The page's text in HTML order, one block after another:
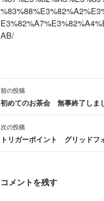
AB/
投
稿
ナ
ビ
ゲ
ー
前の投稿
初めてのお茶会 無事終了しま
次の投稿
トリガーポイント グリッドフ
コメントを残す